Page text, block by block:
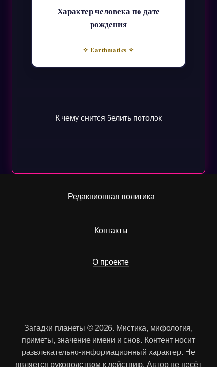
Характер человека по дате
рождения
✧ Earthmatics ✧
К чему снится белить потолок
Редакционная политика
Контакты
О проекте
Загадки планеты © 2026. Мистика, мифология,
приметы, значение имени и снов. Контент носит
развлекательно-информационный характер. Не
является руководством к действию. Автор не несёт